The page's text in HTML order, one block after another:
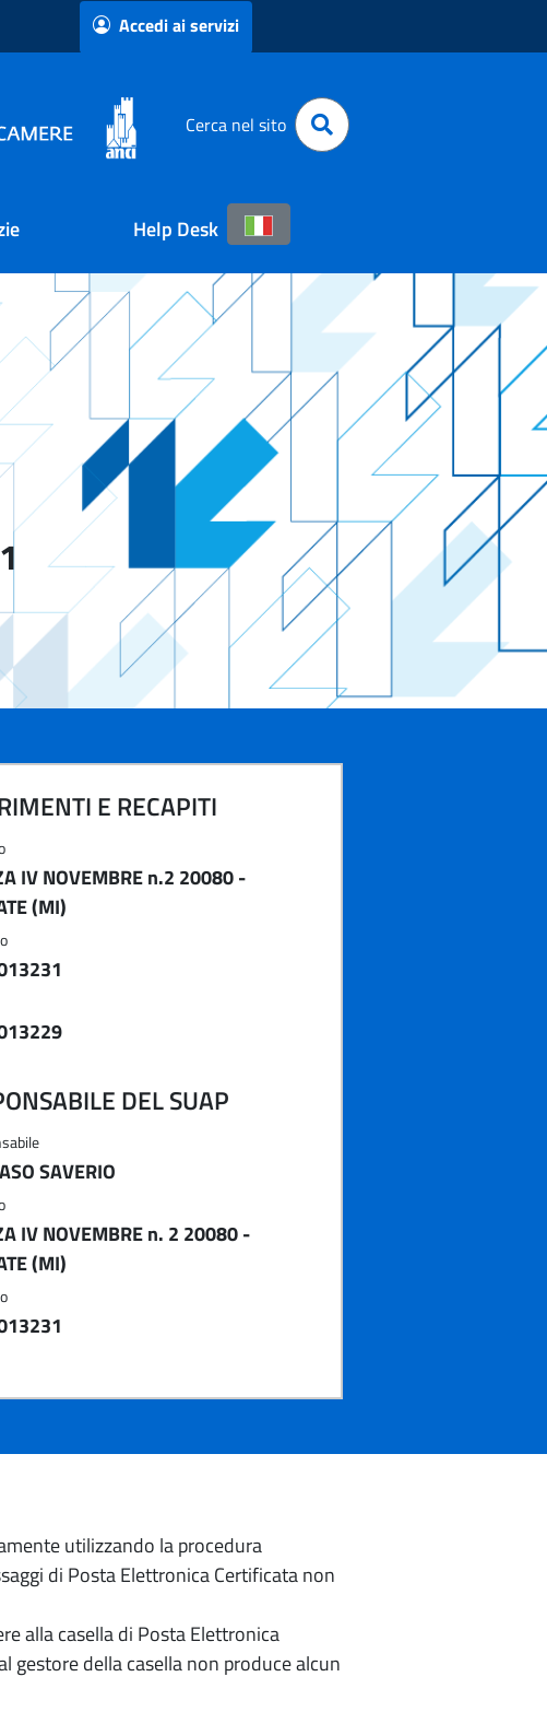
Accedi ai servizi
Cerca nel sito
Help Desk
E RECAPITI
IV NOVEMBRE n.2 20080 -
(MI)
DEL SUAP
SAVERIO
IV NOVEMBRE n. 2 20080 -
(MI)
utilizzando la procedura
di Posta Elettronica Certificata non
alla casella di Posta Elettronica
gestore della casella non produce alcun